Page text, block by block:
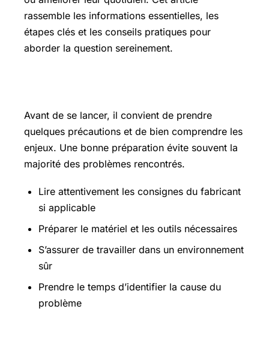
rassemble les informations essentielles, les
étapes clés et les conseils pratiques pour
aborder la question sereinement.
Avant de se lancer, il convient de prendre
quelques précautions et de bien comprendre les
enjeux. Une bonne préparation évite souvent la
majorité des problèmes rencontrés.
Lire attentivement les consignes du fabricant
si applicable
Préparer le matériel et les outils nécessaires
S’assurer de travailler dans un environnement
sûr
Prendre le temps d’identifier la cause du
problème